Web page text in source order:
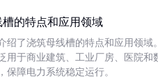
槽的特点和应用领域
绍了浇筑母线槽的特点和应用领
用于商业建筑、工业厂房、医院
保障电力系统稳定运行。